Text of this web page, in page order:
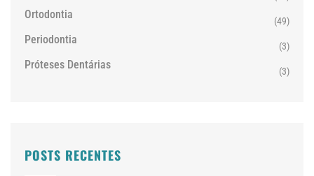
Ortodontia (49)
Periodontia (3)
Próteses Dentárias (3)
POSTS RECENTES